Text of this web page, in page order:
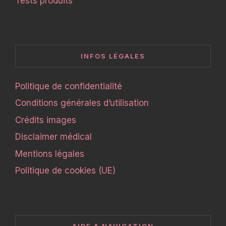
INFOS LÉGALES
Politique de confidentialité
Conditions générales d’utilisation
Crédits images
Disclaimer médical
Mentions légales
Politique de cookies (UE)